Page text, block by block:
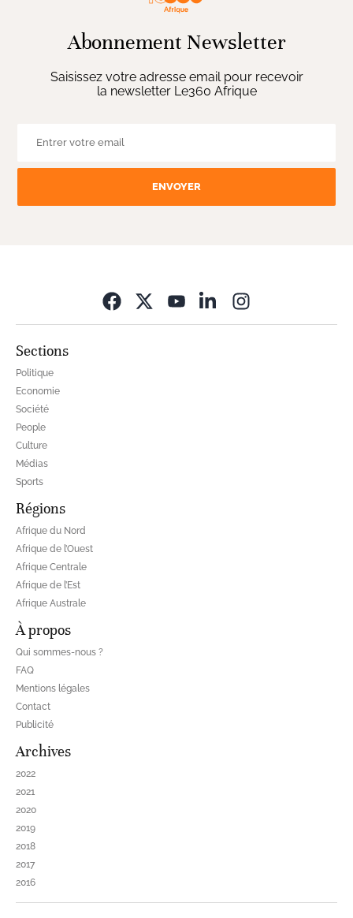
Abonnement Newsletter
Saisissez votre adresse email pour recevoir
la newsletter Le360 Afrique
ENVOYER
Sections
Politique
Economie
Société
People
Culture
Médias
Sports
Régions
Afrique du Nord
Afrique de l’Ouest
Afrique Centrale
Afrique de l’Est
Afrique Australe
À propos
Qui sommes-nous ?
FAQ
Mentions légales
Contact
Publicité
Archives
2022
2021
2020
2019
2018
2017
2016